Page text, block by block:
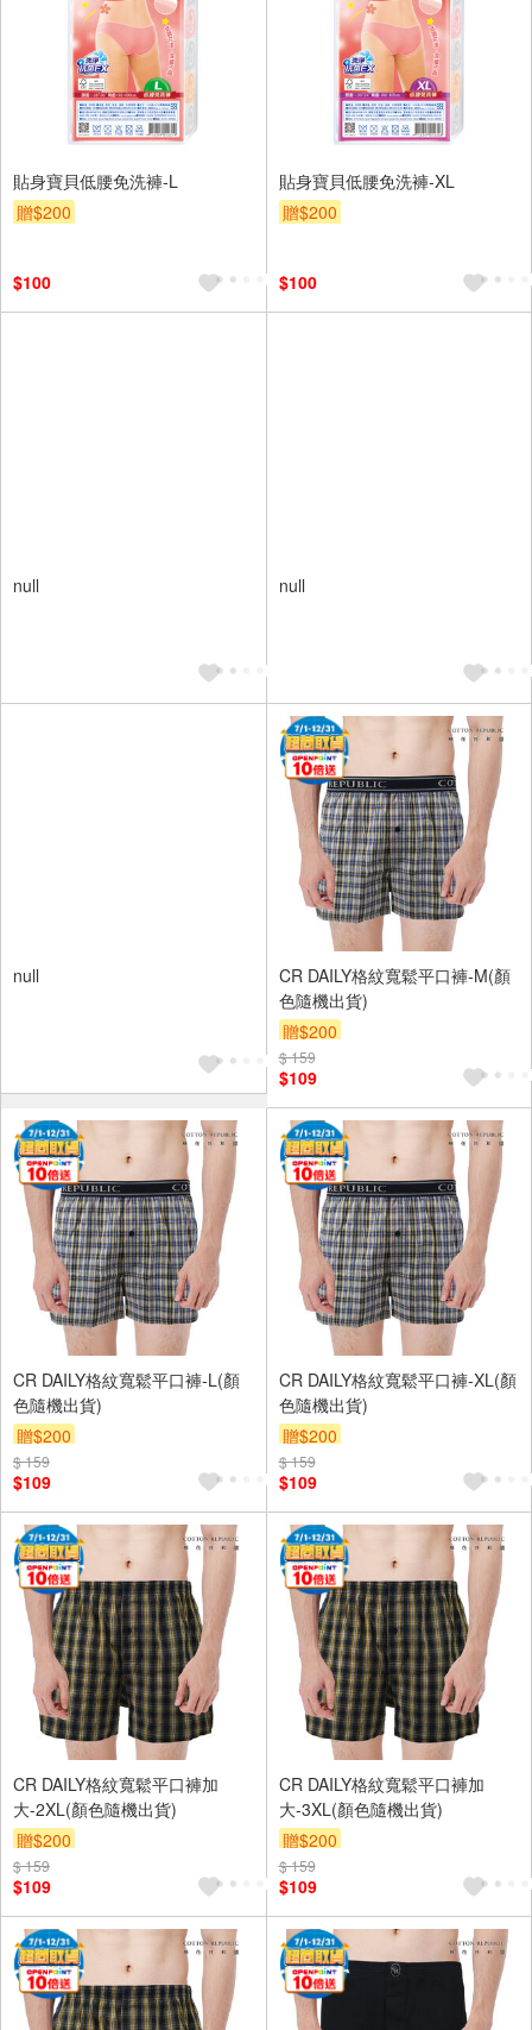
貼身寶貝低腰免洗褲-L
贈$200
$100
貼身寶貝低腰免洗褲-XL
贈$200
$100
null null
null
CR DAILY格紋寬鬆平口褲-M(顏
色隨機出貨)
贈$200
$ 159
$109
CR DAILY格紋寬鬆平口褲-L(顏
色隨機出貨)
贈$200
$ 159
$109
CR DAILY格紋寬鬆平口褲-XL(顏
色隨機出貨)
贈$200
$ 159
$109
CR DAILY格紋寬鬆平口褲加
大-2XL(顏色隨機出貨)
贈$200
$ 159
$109
CR DAILY格紋寬鬆平口褲加
大-3XL(顏色隨機出貨)
贈$200
$ 159
$109